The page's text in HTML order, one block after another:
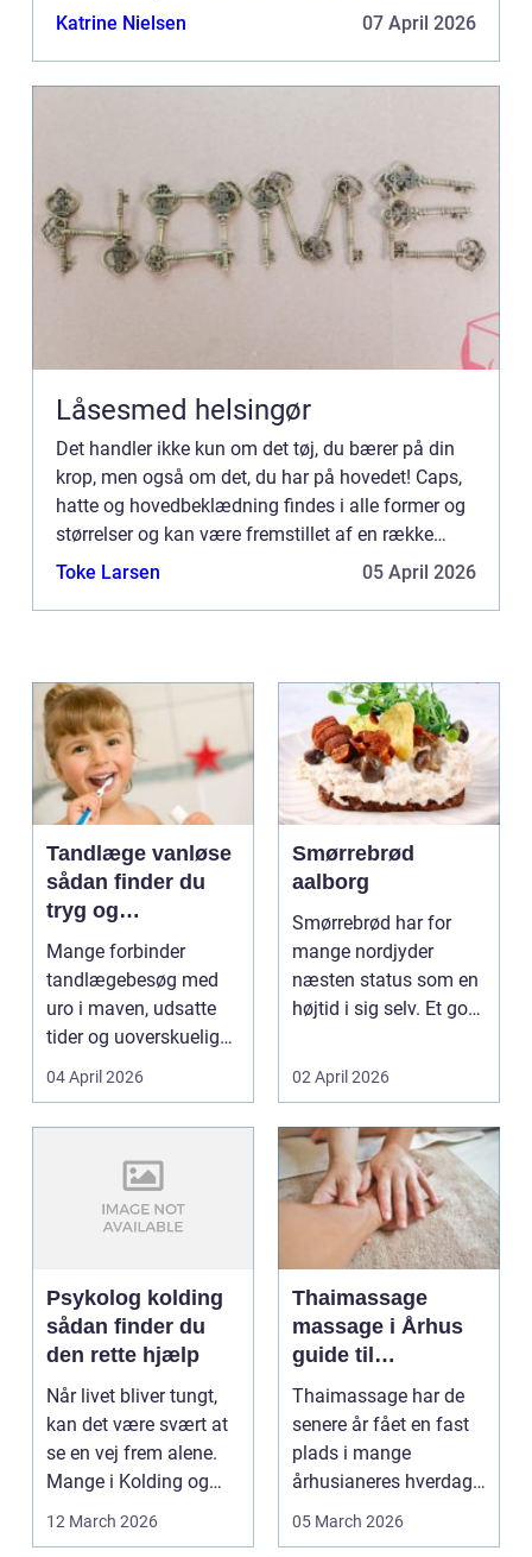
forskellige materialer. De kan bruges til at beskytte
Katrine Nielsen 07 April 2026
Låsesmed helsingør
Det handler ikke kun om det tøj, du bærer på din
krop, men også om det, du har på hovedet! Caps,
hatte og hovedbeklædning findes i alle former og
størrelser og kan være fremstillet af en række
forskellige materialer. De kan bruges til at beskytte
Toke Larsen 05 April 2026
Tandlæge vanløse
sådan finder du
tryg og
professionel
tandpleje
Mange forbinder
tandlægebesøg med
uro i maven, udsatte
tider og uoverskuelige
priser. Samtidig ved
04 April 2026
Smørrebrød
aalborg
Smørrebrød har for
mange nordjyder
næsten status som en
højtid i sig selv. Et godt
02 April 2026
Psykolog kolding
sådan finder du
den rette hjælp
Når livet bliver tungt,
kan det være svært at
se en vej frem alene.
Mange i Kolding og
omegn søger p...
12 March 2026
Thaimassage
massage i Århus
guide til
afslapning,
smidighed og
bedre velvære
Thaimassage har de
senere år fået en fast
plads i mange
århusianeres hverdag.
Flere bruger den både
05 March 2026